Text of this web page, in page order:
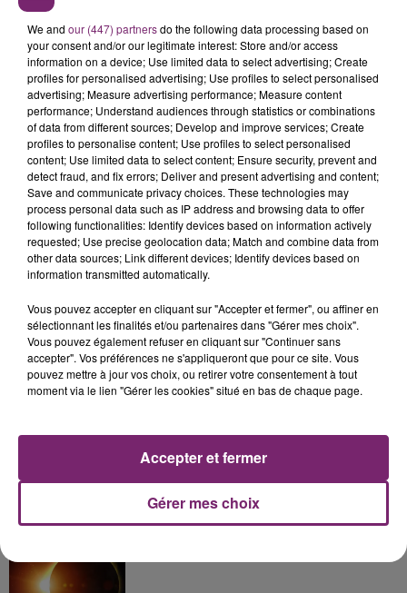
de Frelinghien !
We and our (447) partnersdo the following data processing based on
your consent and/or our legitimate interest: Store and/or access
information on a device; Use limited data to select advertising; Create
profiles for personalised advertising; Use profiles to select personalised
advertising; Measure advertising performance; Measure content
performance; Understand audiences through statistics or combinations
of data from different sources; Develop and improve services; Create
profiles to personalise content; Use profiles to select personalised
content; Use limited data to select content; Ensure security, prevent and
detect fraud, and fix errors; Deliver and present advertising and content;
Save and communicate privacy choices. These technologies may
process personal data such as IP address and browsing data to offer
following functionalities: Identify devices based on information actively
requested; Use precise geolocation data; Match and combine data from
other data sources; Link different devices; Identify devices based on
information transmitted automatically.
Vous pouvez accepter en cliquant sur "Accepter et fermer", ou affiner en
sélectionnant les finalités et/ou partenaires dans "Gérer mes choix".
Vous pouvez également refuser en cliquant sur "Continuer sans
accepter". Vos préférences ne s'appliqueront que pour ce site. Vous
pouvez mettre à jour vos choix, ou retirer votre consentement à tout
moment via le lien "Gérer les cookies" situé en bas de chaque page.
Gérer mes choix
Accepter et fermer